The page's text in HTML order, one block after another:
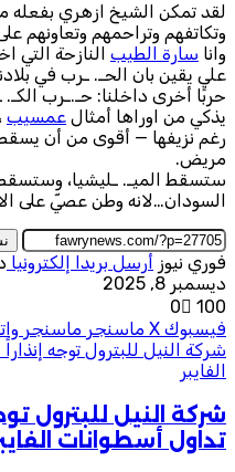
لقد تمكن الشيخ ازهري بفعله
وتكاتفهم وتراحمهم وتعاونهم
وانا سارة الطيب النازحة
علي يقين بان الحـ. ـرب في
حربًا أخرى داخلنا: حـ.ـرب
يذكي من اوراها أمثال عمسيب
رغم نزيفها — أقوى من أن
مريض.
ستسقط الميـ. ـليشيا،
السودان…لانه وطن عصيّ على
فوري نيوز أرسل بريدا إلكترونيا
ديسمبر 8, 2025
0
100
فيسبوك ‫X ماسنجر ماسنجر
شركة النيل للبترول توجه
الفايبر
شركة النيل للبترول
تداول أسطوانات